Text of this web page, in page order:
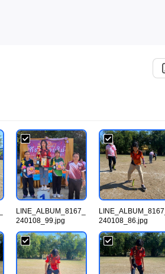
LINE_ALBUM_8167_
240108_99.jpg
LINE_ALBUM_8167_
240108_86.jpg